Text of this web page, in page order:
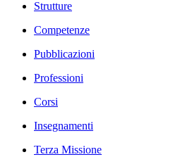
Strutture
Competenze
Pubblicazioni
Professioni
Corsi
Insegnamenti
Terza Missione